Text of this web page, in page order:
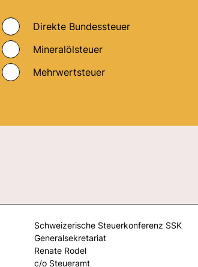
Direkte Bundessteuer
Mineralölsteuer
Mehrwertsteuer
Schweizerische Steuerkonferenz SSK
Generalsekretariat
Renate Rodel
c/o Steueramt